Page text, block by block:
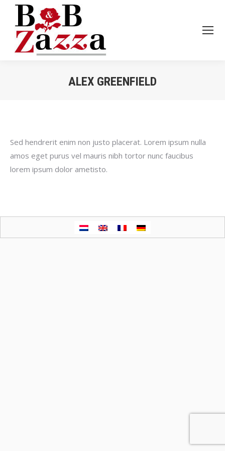
ALEX GREENFIELD
Sed hendrerit enim non justo placerat. Lorem ipsum nulla
amos eget purus vel mauris nibh tortor nunc faucibus
lorem ipsum dolor ametisto.